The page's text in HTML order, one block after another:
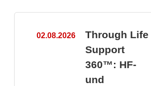
02.08.2026
Through Life
Support
360™: HF-
und